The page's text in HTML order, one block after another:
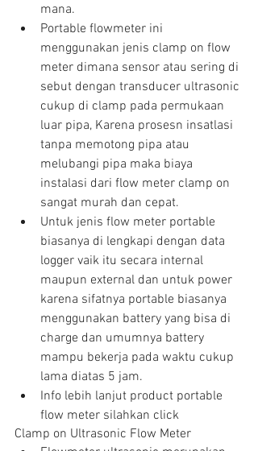
mana.
Portable flowmeter ini
menggunakan jenis clamp on flow
meter dimana sensor atau sering di
sebut dengan transducer ultrasonic
cukup di clamp pada permukaan
luar pipa, Karena prosesn insatlasi
tanpa memotong pipa atau
melubangi pipa maka biaya
instalasi dari flow meter clamp on
sangat murah dan cepat.
Untuk jenis flow meter portable
biasanya di lengkapi dengan data
logger vaik itu secara internal
maupun external dan untuk power
karena sifatnya portable biasanya
menggunakan battery yang bisa di
charge dan umumnya battery
mampu bekerja pada waktu cukup
lama diatas 5 jam.
Info lebih lanjut product portable
flow meter silahkan click
Clamp on Ultrasonic Flow Meter